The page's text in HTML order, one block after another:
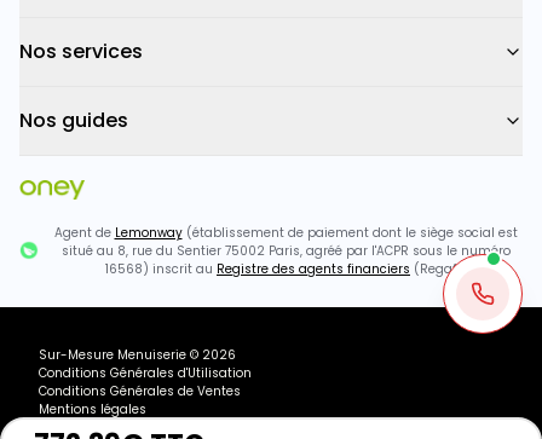
Nos services
Nos guides
Agent de Lemonway(établissement de paiement dont le siège social est
situé au 8, rue du Sentier 75002 Paris, agréé par l'ACPR sous le numéro
16568) inscrit au Registre des agents financiers (Regafi)
Sur-Mesure Menuiserie © 2026
Conditions Générales d'Utilisation
Conditions Générales de Ventes
Mentions légales